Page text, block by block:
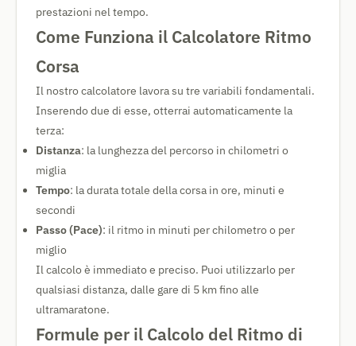
prestazioni nel tempo.
Come Funziona il Calcolatore Ritmo
Corsa
Il nostro calcolatore lavora su tre variabili fondamentali.
Inserendo due di esse, otterrai automaticamente la
terza:
Distanza: la lunghezza del percorso in chilometri o
miglia
Tempo: la durata totale della corsa in ore, minuti e
secondi
Passo (Pace): il ritmo in minuti per chilometro o per
miglio
Il calcolo è immediato e preciso. Puoi utilizzarlo per
qualsiasi distanza, dalle gare di 5 km fino alle
ultramaratone.
Formule per il Calcolo del Ritmo di